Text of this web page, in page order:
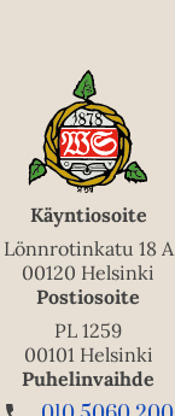
Käyntiosoite
Lönnrotinkatu 18 A
00120 Helsinki
Postiosoite
PL 1259
00101 Helsinki
Puhelinvaihde